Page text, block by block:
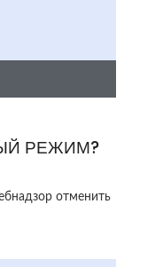
РЕЖИМ?
отменить